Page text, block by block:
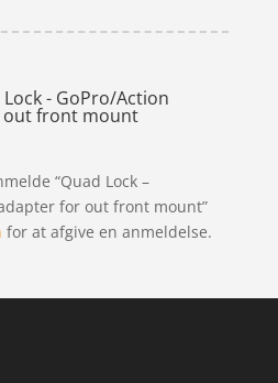
Lock - GoPro/Action
out front mount
“Quad Lock –
for out front mount”
for at afgive en anmeldelse.